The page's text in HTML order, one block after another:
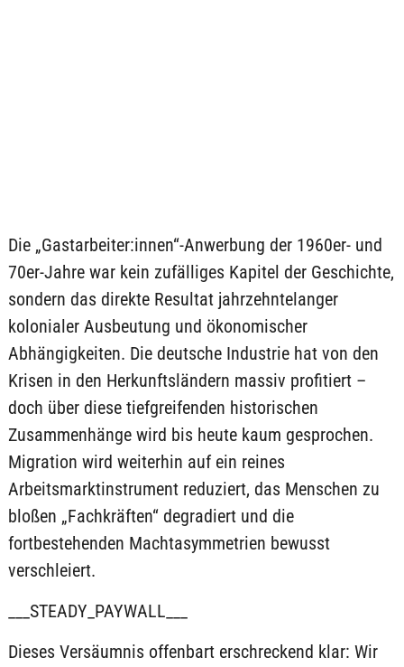
Die „Gastarbeiter:innen“-Anwerbung der 1960er- und
70er-Jahre war kein zufälliges Kapitel der Geschichte,
sondern das direkte Resultat jahrzehntelanger
kolonialer Ausbeutung und ökonomischer
Abhängigkeiten. Die deutsche Industrie hat von den
Krisen in den Herkunftsländern massiv profitiert –
doch über diese tiefgreifenden historischen
Zusammenhänge wird bis heute kaum gesprochen.
Migration wird weiterhin auf ein reines
Arbeitsmarktinstrument reduziert, das Menschen zu
bloßen „Fachkräften“ degradiert und die
fortbestehenden Machtasymmetrien bewusst
verschleiert.
___STEADY_PAYWALL___
Dieses Versäumnis offenbart erschreckend klar: Wir